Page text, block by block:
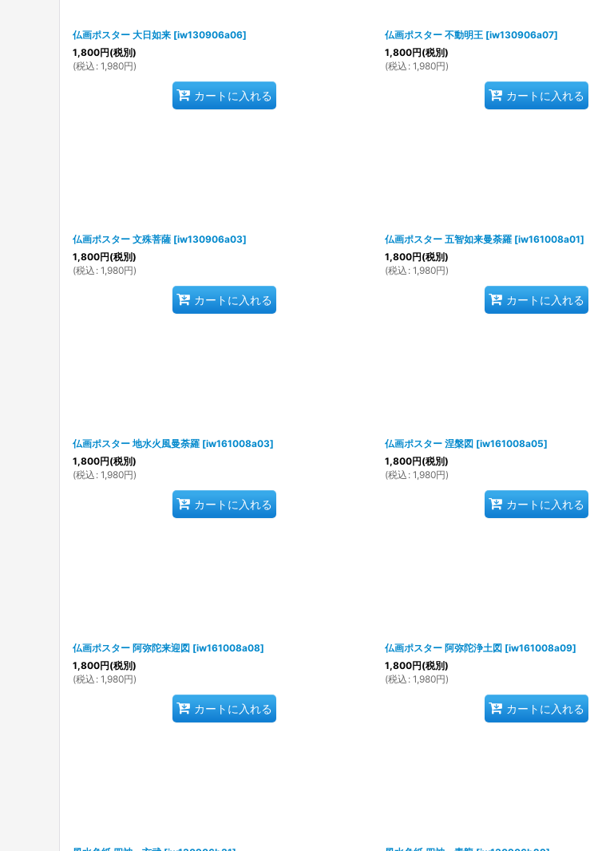
仏画ポスター 大日如来 [iw130906a06]
1,800円(税別)
(税込 : 1,980円)
カートに入れる
仏画ポスター 不動明王 [iw130906a07]
1,800円(税別)
(税込 : 1,980円)
カートに入れる
仏画ポスター 文殊菩薩 [iw130906a03]
1,800円(税別)
(税込 : 1,980円)
カートに入れる
仏画ポスター 五智如来曼荼羅 [iw161008a01]
1,800円(税別)
(税込 : 1,980円)
カートに入れる
仏画ポスター 地水火風曼荼羅 [iw161008a03]
1,800円(税別)
(税込 : 1,980円)
カートに入れる
仏画ポスター 涅槃図 [iw161008a05]
1,800円(税別)
(税込 : 1,980円)
カートに入れる
仏画ポスター 阿弥陀来迎図 [iw161008a08]
1,800円(税別)
(税込 : 1,980円)
カートに入れる
仏画ポスター 阿弥陀浄土図 [iw161008a09]
1,800円(税別)
(税込 : 1,980円)
カートに入れる